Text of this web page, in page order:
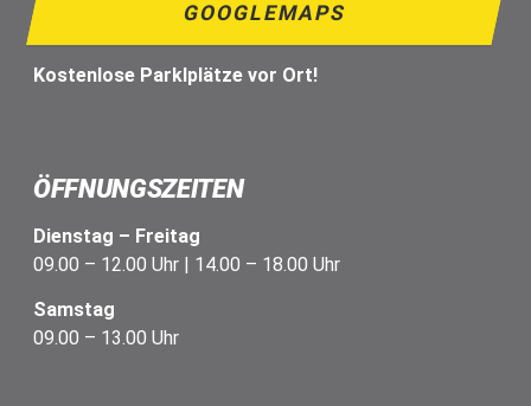
GOOGLEMAPS
Kostenlose Parklplätze vor Ort!
ÖFFNUNGSZEITEN
Dienstag – Freitag
09.00 – 12.00 Uhr | 14.00 – 18.00 Uhr
Samstag
09.00 – 13.00 Uhr